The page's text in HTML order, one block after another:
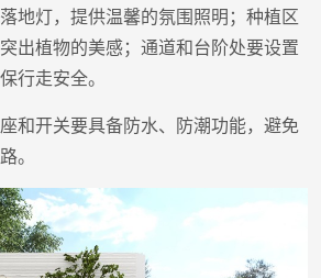
地灯，提供温馨的氛围照明；种植区
出植物的美感；通道和台阶处要设置
行走安全。
和开关要具备防水、防潮功能，避免
。